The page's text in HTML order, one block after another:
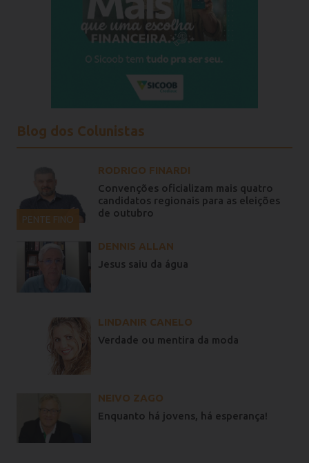
Blog dos Colunistas
PENTE FINO
RODRIGO FINARDI
Convenções oficializam mais quatro
candidatos regionais para as eleições
de outubro
DENNIS ALLAN
Jesus saiu da água
LINDANIR CANELO
Verdade ou mentira da moda
NEIVO ZAGO
Enquanto há jovens, há esperança!